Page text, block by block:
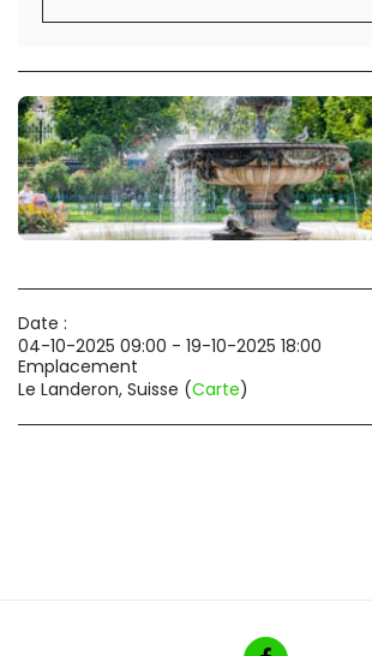
Date :
04-10-2025 09:00 - 19-10-2025 18:00
Emplacement
Le Landeron, Suisse (Carte)